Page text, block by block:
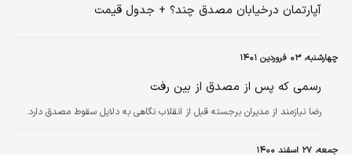
آپارتمان درخیابان مصدق چند؟ + جدول قیمت
چهارشنبه، ۰۳ فروردین ۱۴۰۱
رسمی که پس از مصدق از بین رفت
رضا نیازمند از مدیران برجسته قبل از انقلاب نگاهی به دلایل سقوط مصدق دارد.
جمعه، ۲۷ اسفند ۱۴۰۰